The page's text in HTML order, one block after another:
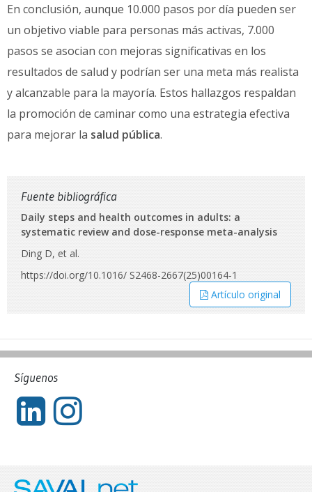
En conclusión, aunque 10.000 pasos por día pueden ser
un objetivo viable para personas más activas, 7.000
pasos se asocian con mejoras significativas en los
resultados de salud y podrían ser una meta más realista
y alcanzable para la mayoría. Estos hallazgos respaldan
la promoción de caminar como una estrategia efectiva
para mejorar la salud pública.
Fuente bibliográfica
Daily steps and health outcomes in adults: a
systematic review and dose-response meta-analysis
Ding D, et al.
https://doi.org/10.1016/ S2468-2667(25)00164-1
Artículo original
Síguenos